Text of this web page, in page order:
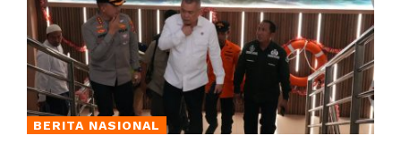
BERITA NASIONAL